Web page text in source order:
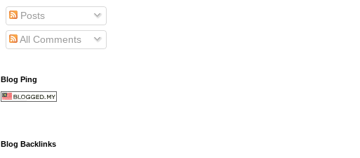
Posts
All Comments
Blog Ping
Blog Backlinks